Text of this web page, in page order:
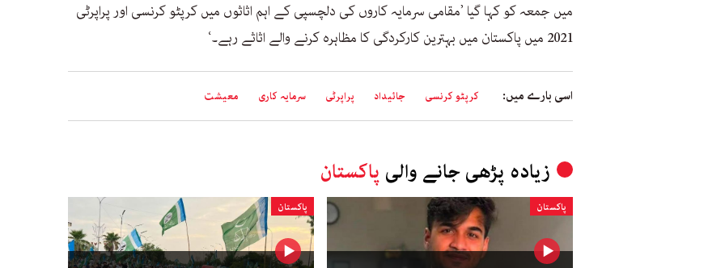
میں جمعہ کو کہا گیا ’مقامی سرمایہ کاروں کی دلچسپی کے اہم اثاثوں میں کرپٹو کرنسی اور پراپرٹی
2021 میں پاکستان میں بہترین کارکردگی کا مظاہرہ کرنے والے اثاثے رہے۔‘
اسی بارے میں: کرپٹو کرنسی جائیداد پراپرٹی سرمایہ کاری معیشت
زیادہ پڑھی جانے والی پاکستان
پاکستان پاکستان